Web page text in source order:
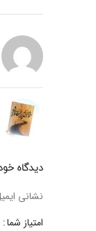
دیدگاه
نشانی
امتیاز شما